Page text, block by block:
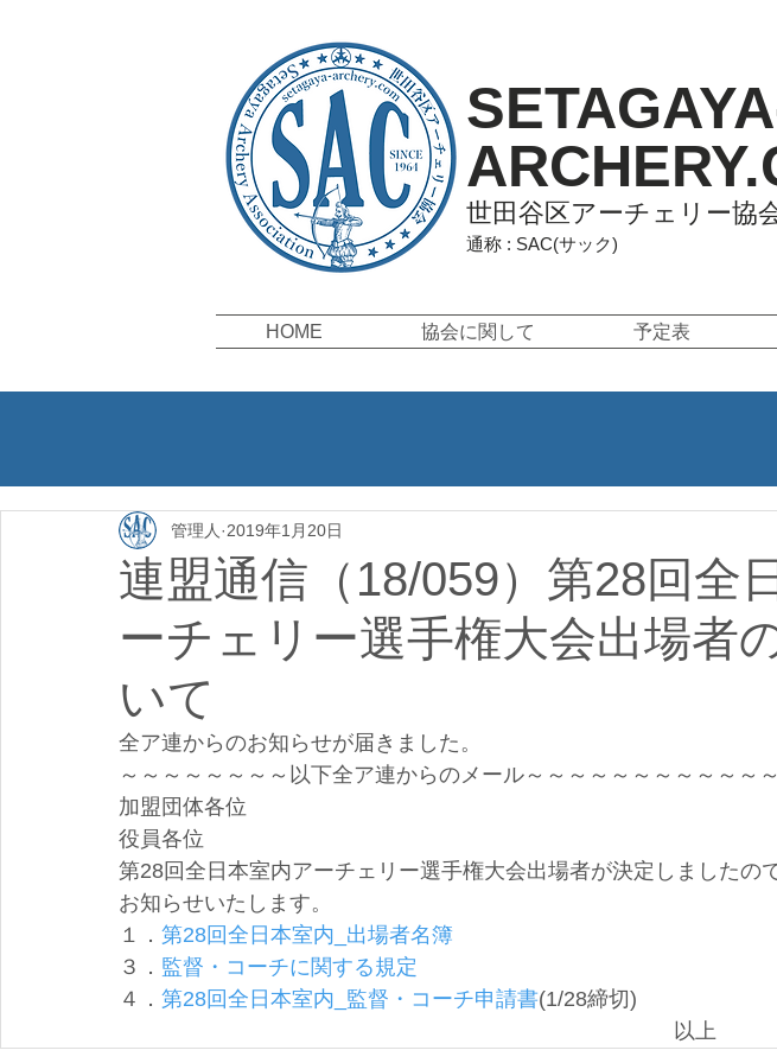
世田谷区アーチェリー協
通称 : SAC(サック)
HOME 協会に関して 予定表
連盟通信（18/059）第28回全
ーチェリー選手権大会出場者
いて
管理人 2019年1月20日
全ア連からのお知らせが届きました。
～～～～～～～～以下全ア連からのメール～～～～～～～～～～～
加盟団体各位
役員各位
第28回全日本室内アーチェリー選手権大会出場者が決定しましたので
お知らせいたします。
１． 第28回全日本室内_出場者名簿
３． 監督・コーチに関する規定
４． 第28回全日本室内_監督・コーチ申請書(1/28締切)
以上